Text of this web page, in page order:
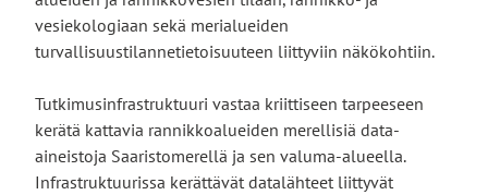
vesiekologiaan sekä merialueiden
turvallisuustilannetietoisuuteen liittyviin näkökohtiin.
Tutkimusinfrastruktuuri vastaa kriittiseen tarpeeseen
kerätä kattavia rannikkoalueiden merellisiä data-
aineistoja Saaristomerellä ja sen valuma-alueella.
Infrastruktuurissa kerättävät datalähteet liittyvät